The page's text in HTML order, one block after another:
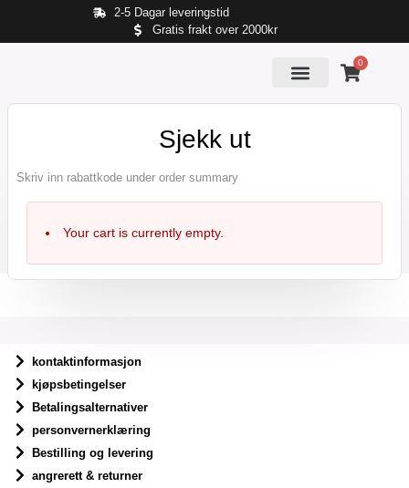
2-5 Dagar leveringstid
Gratis frakt over 2000kr
0
Sjekk ut
Skriv inn rabattkode under order summary
Your cart is currently empty.
kontaktinformasjon
kjøpsbetingelser
Betalingsalternativer
personvernerklæring
Bestilling og levering
angrerett & returner